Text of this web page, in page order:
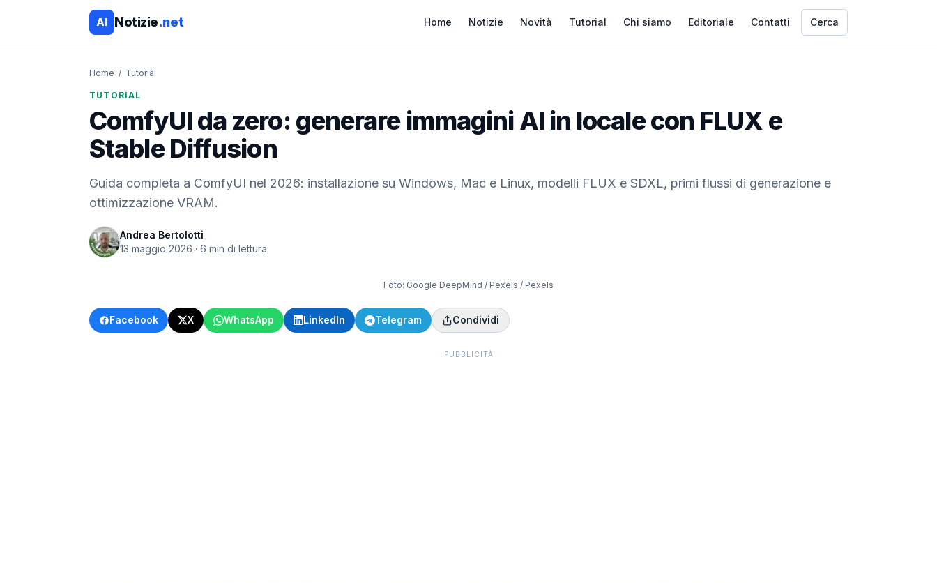
AI Notizie.net Home Notizie Novità Tutorial Chi siamo Editoriale Contatti Cerca
Home / Tutorial
TUTORIAL
ComfyUI da zero: generare immagini AI in locale con FLUX e
Stable Diffusion
Guida completa a ComfyUI nel 2026: installazione su Windows, Mac e Linux, modelli FLUX e SDXL, primi flussi di generazione e
ottimizzazione VRAM.
Andrea Bertolotti
13 maggio 2026 · 6 min di lettura
Foto: Google DeepMind / Pexels / Pexels
Facebook X WhatsApp LinkedIn Telegram Condividi
PUBBLICITÀ